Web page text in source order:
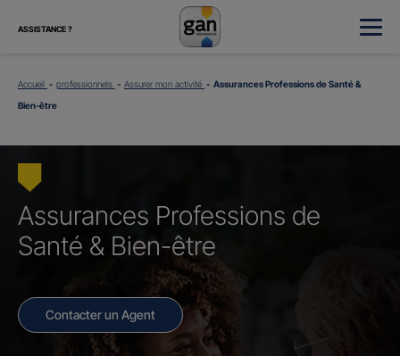
ASSISTANCE ?
Accueil professionnels Assurer mon activité
Assurances Professions de Santé &
Bien-être
Assurances Professions de
Santé & Bien-être
Contacter un Agent